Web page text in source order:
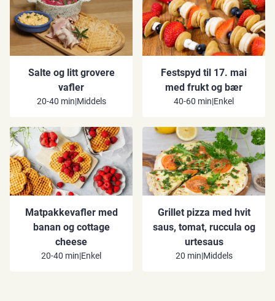
Salte og litt grovere
vafler
20-40 min|Middels
Festspyd til 17. mai
med frukt og bær
40-60 min|Enkel
Matpakkevafler med
banan og cottage
cheese
20-40 min|Enkel
Grillet pizza med hvit
saus, tomat, ruccula og
urtesaus
20 min|Middels